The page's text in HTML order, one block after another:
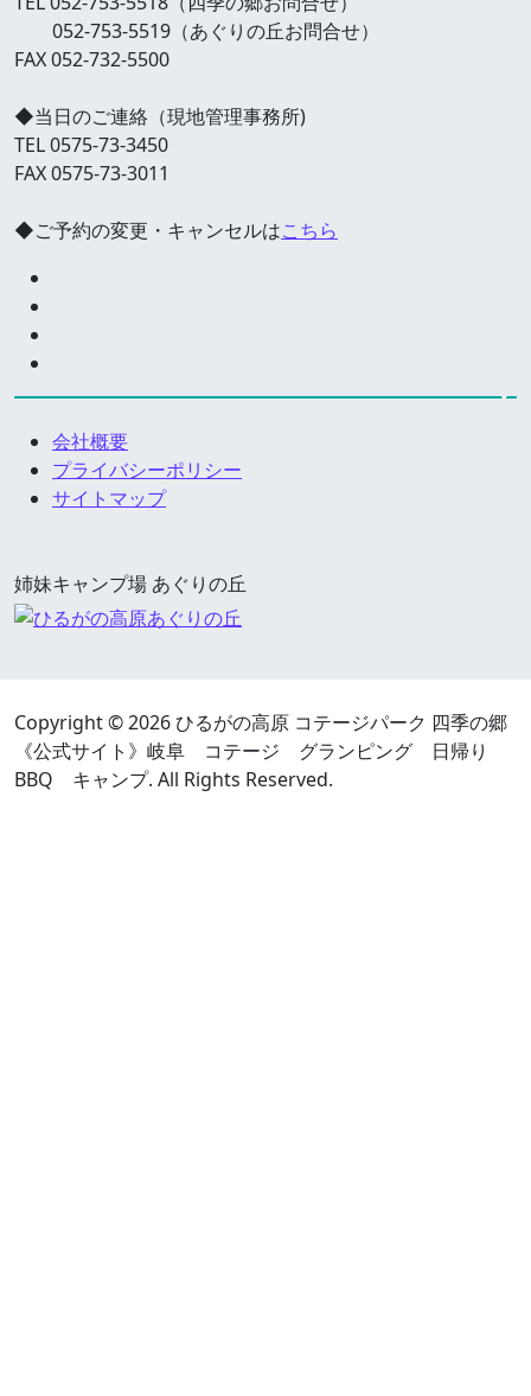
052-753-5519（あぐりの丘お問合せ）
FAX 052-732-5500
◆当日のご連絡（現地管理事務所)
TEL 0575-73-3450
FAX 0575-73-3011
◆ご予約の変更・キャンセルはこちら
会社概要
プライバシーポリシー
サイトマップ
姉妹キャンプ場 あぐりの丘
Copyright ©2026 ひるがの高原 コテージパーク 四季の郷
《公式サイト》岐阜 コテージ グランピング 日帰り
BBQ キャンプ. All Rights Reserved.